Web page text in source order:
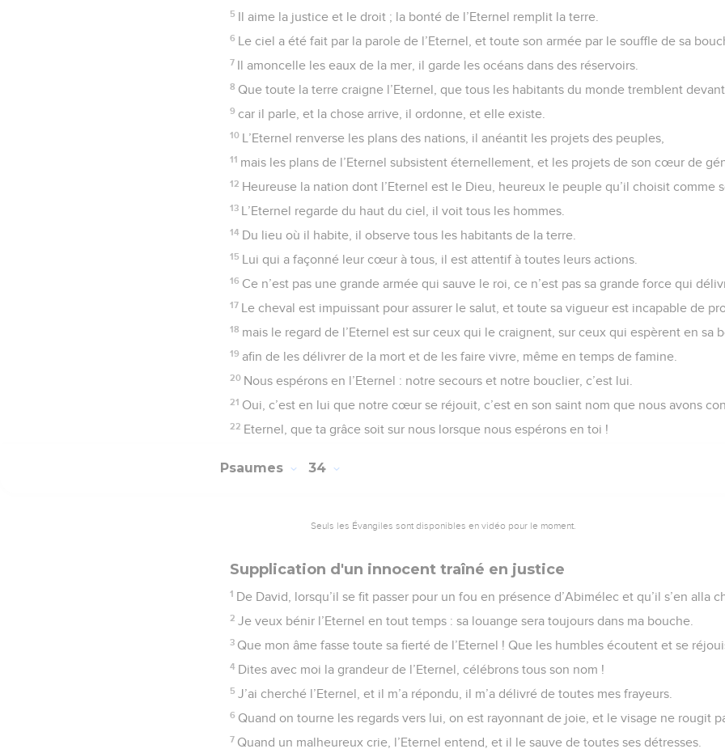
5 Il aime la justice et le droit ; la bonté de l’Eternel remplit la terre.
6 Le ciel a été fait par la parole de l’Eternel, et toute son armée par le souffle de sa
7 Il amoncelle les eaux de la mer, il garde les océans dans des réservoirs.
8 Que toute la terre craigne l’Eternel, que tous les habitants du monde tremblent devant
9 car il parle, et la chose arrive, il ordonne, et elle existe.
10 L’Eternel renverse les plans des nations, il anéantit les projets des peuples,
11 mais les plans de l’Eternel subsistent éternellement, et les projets de son cœur de
12 Heureuse la nation dont l’Eternel est le Dieu, heureux le peuple qu’il choisit comme
13 L’Eternel regarde du haut du ciel, il voit tous les hommes.
14 Du lieu où il habite, il observe tous les habitants de la terre.
15 Lui qui a façonné leur cœur à tous, il est attentif à toutes leurs actions.
16 Ce n’est pas une grande armée qui sauve le roi, ce n’est pas sa grande force qui
17 Le cheval est impuissant pour assurer le salut, et toute sa vigueur est incapable de
18 mais le regard de l’Eternel est sur ceux qui le craignent, sur ceux qui espèrent en sa
19 afin de les délivrer de la mort et de les faire vivre, même en temps de famine.
20 Nous espérons en l’Eternel : notre secours et notre bouclier, c’est lui.
21 Oui, c’est en lui que notre cœur se réjouit, c’est en son saint nom que nous avons
22 Eternel, que ta grâce soit sur nous lorsque nous espérons en toi !
Psaumes 34
Seuls les Évangiles sont disponibles en vidéo pour le moment.
Supplication d'un innocent traîné en justice
1 De David, lorsqu’il se fit passer pour un fou en présence d’Abimélec et qu’il s’en alla
2 Je veux bénir l’Eternel en tout temps : sa louange sera toujours dans ma bouche.
3 Que mon âme fasse toute sa fierté de l’Eternel ! Que les humbles écoutent et se
4 Dites avec moi la grandeur de l’Eternel, célébrons tous son nom !
5 J’ai cherché l’Eternel, et il m’a répondu, il m’a délivré de toutes mes frayeurs.
6 Quand on tourne les regards vers lui, on est rayonnant de joie, et le visage ne rougit
7 Quand un malheureux crie, l’Eternel entend, et il le sauve de toutes ses détresses.